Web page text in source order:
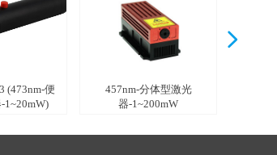
(473nm-便
1~20mW)
457nm-分体型激光
器-1~200mW
넲